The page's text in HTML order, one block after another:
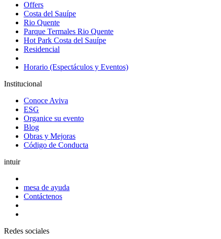
Offers
Costa del Sauípe
Rio Quente
Parque Termales Rio Quente
Hot Park Costa del Sauípe
Residencial
Horario (Espectáculos y Eventos)
Institucional
Conoce Aviva
ESG
Organice su evento
Blog
Obras y Mejoras
Código de Conducta
intuir
mesa de ayuda
Contáctenos
Redes sociales